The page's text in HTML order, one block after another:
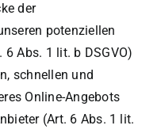
der
potenziellen
6 Abs. 1 lit. b DSGVO)
schnellen und
Online-Angebots
(Art. 6 Abs. 1 lit.